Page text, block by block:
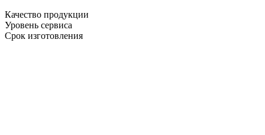
Качество продукции
Уровень сервиса
Срок изготовления